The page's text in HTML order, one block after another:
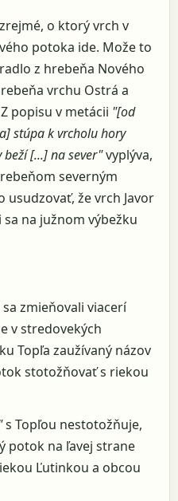
o ktorý vrch v
potoka ide. Može to
z hrebeňa Nového
vrchu Ostrá a
popisu v metácii "[od
stúpa k vrcholu hory
[...] na sever"vyplýva,
severným
usudzovať, že vrch Javor
na južnom výbežku
zmieňovali viacerí
v stredovekých
Topľa zaužívaný názov
stotožňovať s riekou
s Topľou nestotožňuje,
potok na ľavej strane
Ľutinkou a obcou